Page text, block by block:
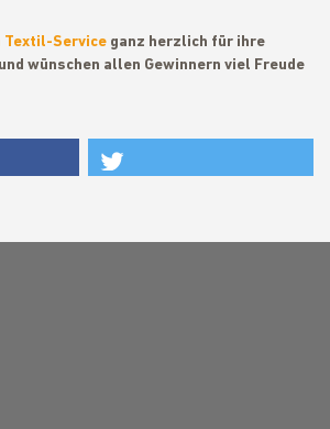
Textil-Service ganz herzlich für ihre
wünschen allen Gewinnern viel Freude